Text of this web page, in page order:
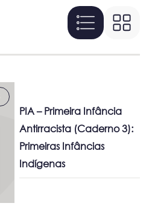
PIA – Primeira Infância
Antirracista (Caderno 3):
Primeiras Infâncias
Indígenas